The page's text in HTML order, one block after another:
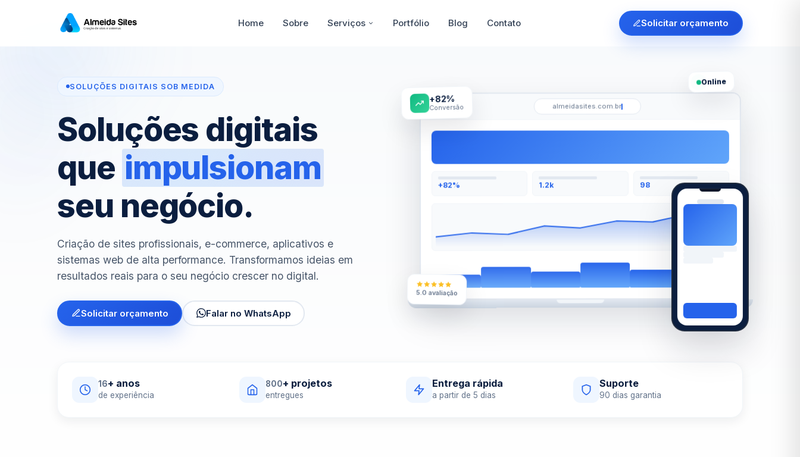
Home Sobre Serviços Portfólio Blog Contato Solicitar orçamento
SOLUÇÕES DIGITAIS SOB MEDIDA
Soluções digitais
que impulsionam
seu negócio.
Criação de sites profissionais, e-commerce, aplicativos e
sistemas web de alta performance. Transformamos ideias em
resultados reais para o seu negócio crescer no digital.
Solicitar orçamento Falar no WhatsApp
+82%
Conversão
Online
5.0 avaliação
almeidasites.com.br
+82% 1.2k 98
16+ anos
de experiência
800+ projetos
entregues
Entrega rápida
a partir de 5 dias
Suporte
90 dias garantia